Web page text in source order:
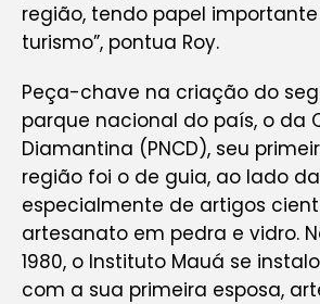
região, tendo papel
turismo”, pontua Roy.
Peça-chave na criação do
parque nacional do país, o da
Diamantina (PNCD), seu
região foi o de guia, ao lado
especialmente de artigos
artesanato em pedra e vidro.
1980, o Instituto Mauá se
com a sua primeira esposa,